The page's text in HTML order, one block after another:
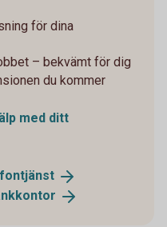
för dina
– bekvämt för dig
du kommer
med ditt